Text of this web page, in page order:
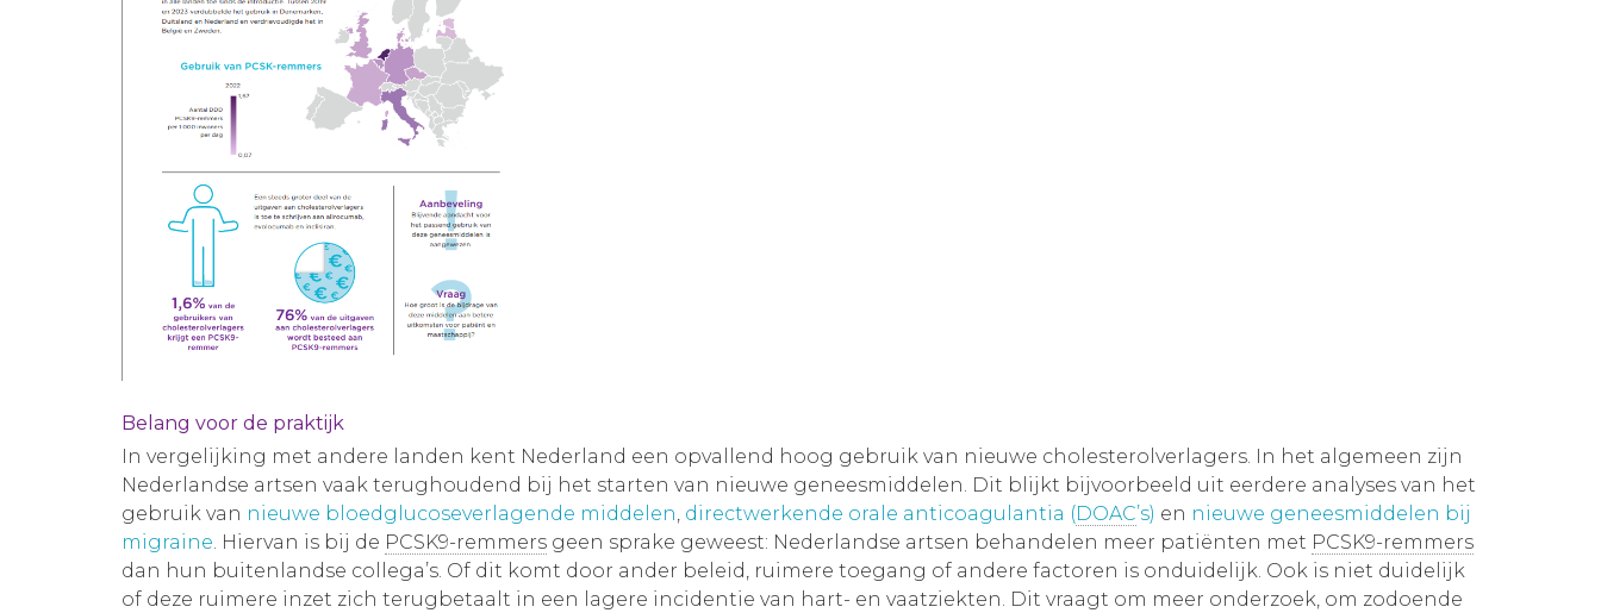
Belang voor de praktijk
In vergelijking met andere landen kent Nederland een opvallend hoog gebruik van nieuwe cholesterolverlagers. In het algemeen zijn
Nederlandse artsen vaak terughoudend bij het starten van nieuwe geneesmiddelen. Dit blijkt bijvoorbeeld uit eerdere analyses van het
gebruik van nieuwe bloedglucoseverlagende middelen, directwerkende orale anticoagulantia (DOAC’s) en nieuwe geneesmiddelen bij
migraine. Hiervan is bij de PCSK9-remmers geen sprake geweest: Nederlandse artsen behandelen meer patiënten met PCSK9-remmers
dan hun buitenlandse collega’s. Of dit komt door ander beleid, ruimere toegang of andere factoren is onduidelijk. Ook is niet duidelijk
of deze ruimere inzet zich terugbetaalt in een lagere incidentie van hart- en vaatziekten. Dit vraagt om meer onderzoek, om zodoende